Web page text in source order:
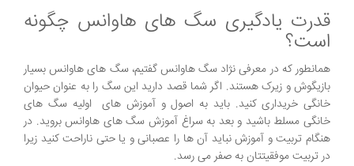
قدرت یادگیری سگ های هاوانس چگونه
است؟
همانطور که در معرفی نژاد سگ هاوانس گفتیم، سگ های هاوانس بسیار
بازیگوش و زیرک هستند. اگر شما قصد دارید این سگ را به عنوان حیوان
خانگی خریداری کنید. باید به اصول و آموزش های اولیه سگ های
خانگی مسلط باشید و بعد به سراغ آموزش سگ های هاوانس بروید. در
هنگام تربیت و آموزش نباید آن ها را عصبانی و یا حتی ناراحت کنید زیرا
در تربیت موفقیتتان به صفر می رسد.